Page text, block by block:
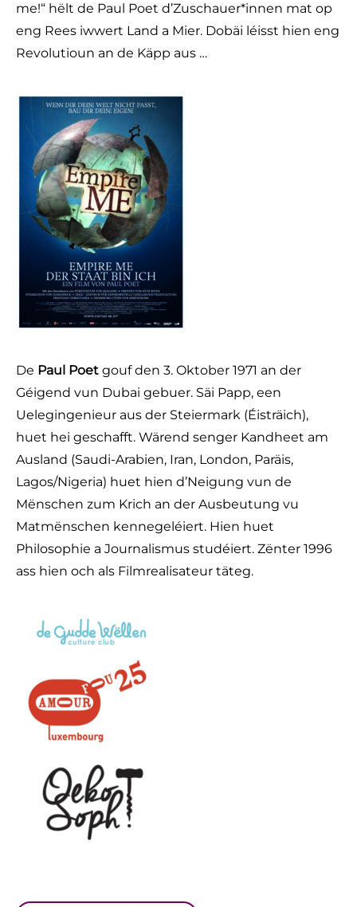
me!“ hëlt de Paul Poet d’Zuschauer*innen mat op
eng Rees iwwert Land a Mier. Dobäi léisst hien eng
Revolutioun an de Käpp aus …
De Paul Poet gouf den 3. Oktober 1971 an der
Géigend vun Dubai gebuer. Säi Papp, een
Uelegingenieur aus der Steiermark (Éisträich),
huet hei geschafft. Wärend senger Kandheet am
Ausland (Saudi-Arabien, Iran, London, Paräis,
Lagos/Nigeria) huet hien d’Neigung vun de
Mënschen zum Krich an der Ausbeutung vu
Matmënschen kennegeléiert. Hien huet
Philosophie a Journalismus studéiert. Zënter 1996
ass hien och als Filmrealisateur täteg.